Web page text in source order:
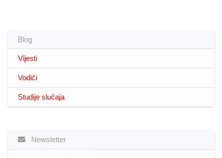
Blog
Vijesti
Vodiči
Studije slučaja
Newsletter